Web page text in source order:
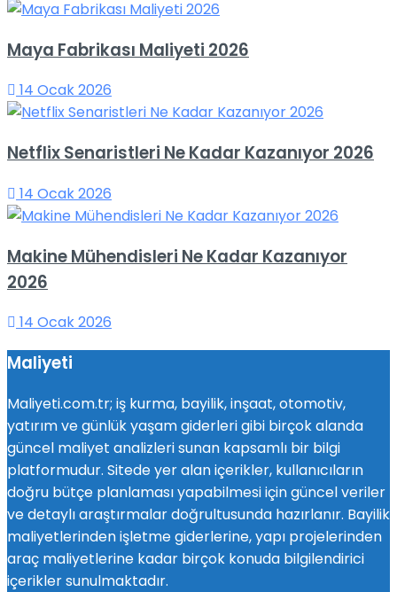
Maya Fabrikası Maliyeti 2026
14 Ocak 2026
Netflix Senaristleri Ne Kadar Kazanıyor 2026
14 Ocak 2026
Makine Mühendisleri Ne Kadar Kazanıyor
2026
14 Ocak 2026
Maliyeti
Maliyeti.com.tr; iş kurma, bayilik, inşaat, otomotiv,
yatırım ve günlük yaşam giderleri gibi birçok alanda
güncel maliyet analizleri sunan kapsamlı bir bilgi
platformudur. Sitede yer alan içerikler, kullanıcıların
doğru bütçe planlaması yapabilmesi için güncel veriler
ve detaylı araştırmalar doğrultusunda hazırlanır. Bayilik
maliyetlerinden işletme giderlerine, yapı projelerinden
araç maliyetlerine kadar birçok konuda bilgilendirici
içerikler sunulmaktadır.